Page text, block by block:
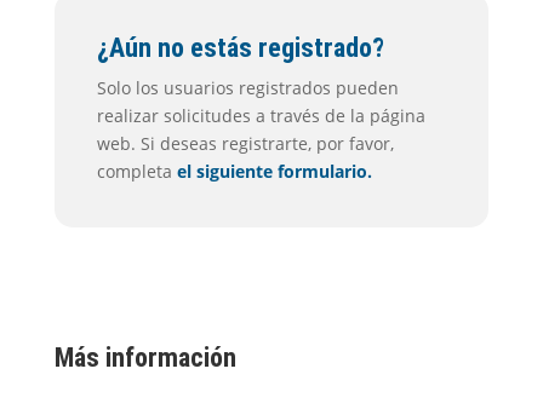
¿Aún no estás registrado?
Solo los usuarios registrados pueden
realizar solicitudes a través de la página
web. Si deseas registrarte, por favor,
completa el siguiente formulario.
Más información